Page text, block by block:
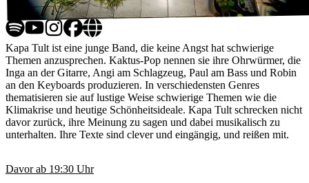
Kapa Tult ist eine junge Band, die keine Angst hat schwierige
Themen anzusprechen. Kaktus-Pop nennen sie ihre Ohrwürmer, die
Inga an der Gitarre, Angi am Schlagzeug, Paul am Bass und Robin
an den Keyboards produzieren. In verschiedensten Genres
thematisieren sie auf lustige Weise schwierige Themen wie die
Klimakrise und heutige Schönheitsideale. Kapa Tult schrecken nicht
davor zurück, ihre Meinung zu sagen und dabei musikalisch zu
unterhalten. Ihre Texte sind clever und eingängig, und reißen mit.
Davor ab 19:30 Uhr